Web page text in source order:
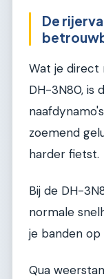
De
Wat je direct
DH-3N80, is
zoemend
harder fietst.
Bij de DH-
normale
je banden op
Qua